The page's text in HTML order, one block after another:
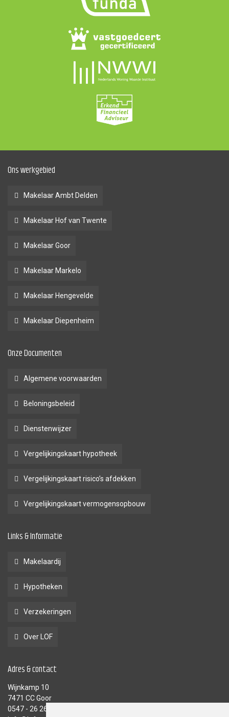
Ons werkgebied
Makelaar Ambt Delden
Makelaar Hof van Twente
Makelaar Goor
Makelaar Markelo
Makelaar Hengevelde
Makelaar Diepenheim
Onze Documenten
Algemene voorwaarden
Beloningsbeleid
Dienstenwijzer
Vergelijkingskaart hypotheek
Vergelijkingskaart risico’s afdekken
Vergelijkingskaart vermogensopbouw
Links & Informatie
Makelaardij
Hypotheken
Verzekeringen
Over LOF
Adres & contact
Wijnkamp 10
7471 CC Goor
0547 - 26 26 26